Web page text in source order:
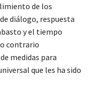
de los
diálogo, respuesta
y el tiempo
contrario
medidas para
que les ha sido